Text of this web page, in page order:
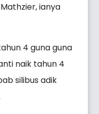
ianya
4 guna guna
naik tahun 4
silibus adik